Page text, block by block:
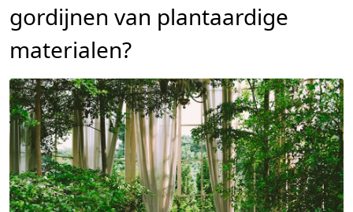
gordijnen van plantaardige
materialen?